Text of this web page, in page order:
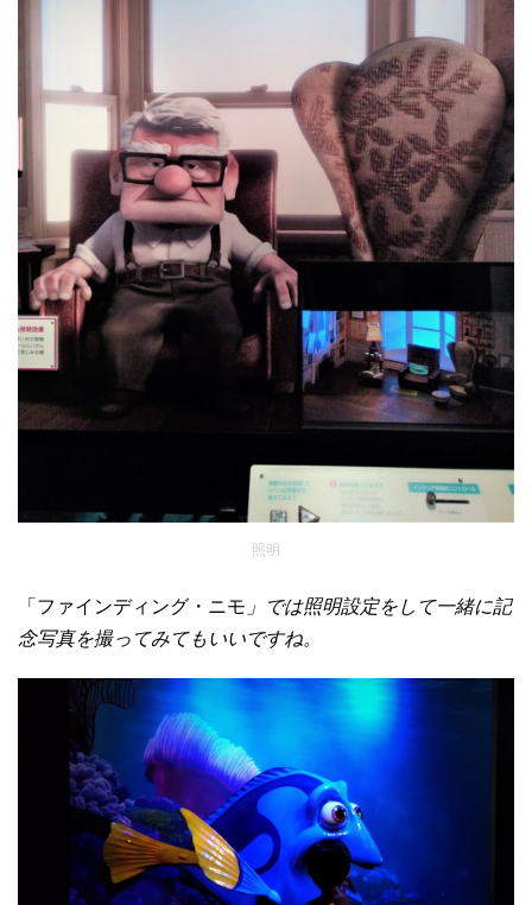
照明
「ファインディング・ニモ 」では照明設定をして一緒に記
念写真を撮ってみてもいいですね。